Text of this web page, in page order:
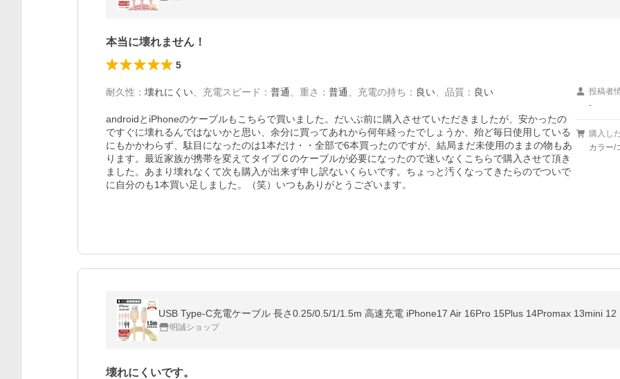
本当に壊れません！
5
耐久性 ： 壊れにくい 充電スピード ： 普通 重さ ： 普通 充電の持ち ： 良い 品質 ： 良い
androidとiPhoneのケーブルもこちらで買いました。だいぶ前に購入させていただきましたが、安かったの
ですぐに壊れるんではないかと思い、余分に買ってあれから何年経ったでしょうか、殆ど毎日使用している
にもかかわらず、駄目になったのは1本だけ・・全部で6本買ったのですが、結局まだ未使用のままの物もあ
ります。最近家族が携帯を変えてタイプＣのケーブルが必要になったので迷いなくこちらで購入させて頂き
ました。あまり壊れなくて次も購入が出来ず申し訳ないくらいです。ちょっと汚くなってきたらのでついで
に自分のも1本買い足しました。（笑）いつもありがとうございます。
投稿者
-
購入し
カラー/
明誠ショップ
壊れにくいです。